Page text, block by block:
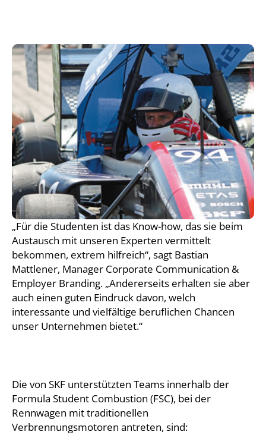
„Für die Studenten ist das Know-how, das sie beim
Austausch mit unseren Experten vermittelt
bekommen, extrem hilfreich“, sagt Bastian
Mattlener, Manager Corporate Communication &
Employer Branding. „Andererseits erhalten sie aber
auch einen guten Eindruck davon, welch
interessante und vielfältige beruflichen Chancen
unser Unternehmen bietet.“
Die von SKF unterstützten Teams innerhalb der
Formula Student Combustion (FSC), bei der
Rennwagen mit traditionellen
Verbrennungsmotoren antreten, sind: